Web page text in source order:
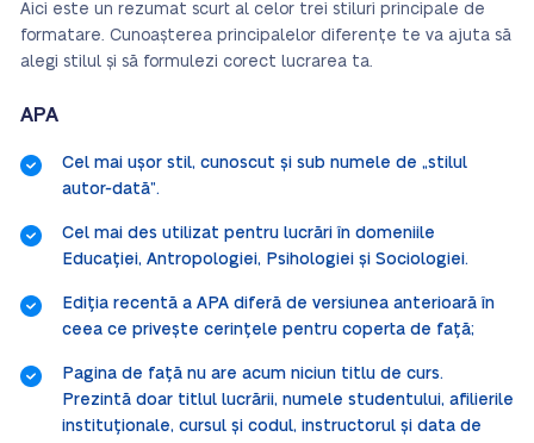
Aici este un rezumat scurt al celor trei stiluri principale de
formatare. Cunoașterea principalelor diferențe te va ajuta să
alegi stilul și să formulezi corect lucrarea ta.
APA
Cel mai ușor stil, cunoscut și sub numele de „stilul
autor-dată”.
Cel mai des utilizat pentru lucrări în domeniile
Educației, Antropologiei, Psihologiei și Sociologiei.
Ediția recentă a APA diferă de versiunea anterioară în
ceea ce privește cerințele pentru coperta de față;
Pagina de față nu are acum niciun titlu de curs.
Prezintă doar titlul lucrării, numele studentului, afilierile
instituționale, cursul și codul, instructorul și data de